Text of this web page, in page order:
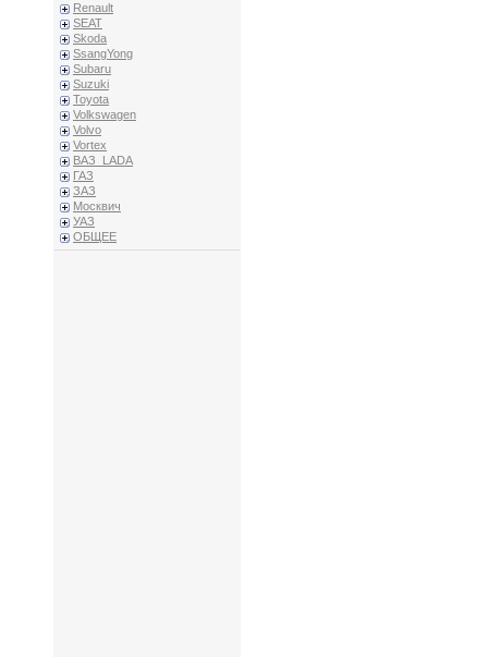
Renault
SEAT
Skoda
SsangYong
Subaru
Suzuki
Toyota
Volkswagen
Volvo
Vortex
ВАЗ_LADA
ГАЗ
ЗАЗ
Москвич
УАЗ
ОБЩЕЕ